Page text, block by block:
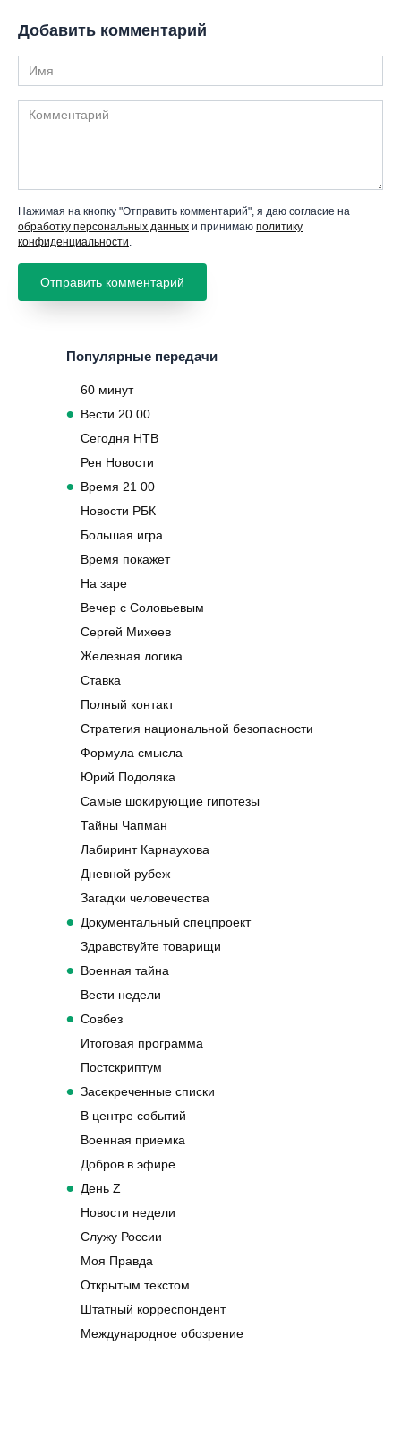
Добавить комментарий
Имя
Комментарий
Нажимая на кнопку "Отправить комментарий", я даю согласие на
обработку персональных данных и принимаю политику
конфиденциальности.
Популярные передачи
60 минут
Вести 20 00
Сегодня НТВ
Рен Новости
Время 21 00
Новости РБК
Большая игра
Время покажет
На заре
Вечер с Соловьевым
Сергей Михеев
Железная логика
Ставка
Полный контакт
Стратегия национальной безопасности
Формула смысла
Юрий Подоляка
Самые шокирующие гипотезы
Тайны Чапман
Лабиринт Карнаухова
Дневной рубеж
Загадки человечества
Документальный спецпроект
Здравствуйте товарищи
Военная тайна
Вести недели
Совбез
Итоговая программа
Постскриптум
Засекреченные списки
В центре событий
Военная приемка
Добров в эфире
День Z
Новости недели
Служу России
Моя Правда
Открытым текстом
Штатный корреспондент
Международное обозрение